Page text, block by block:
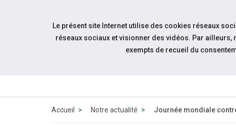
Aller au contenu
Accueil Notre actualité Journée mondiale
Le présent site Internet utilise des cookies réseaux
réseaux sociaux et visionner des vidéos. Par ailleurs,
exempts de recueil du